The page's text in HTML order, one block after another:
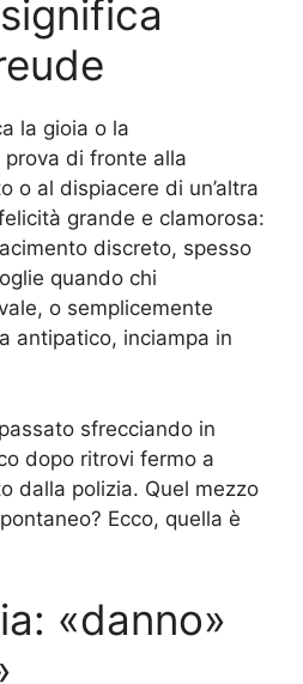
la gioia o la
di fronte alla
o al dispiacere di un’altra
grande e clamorosa:
discreto, spesso
quando chi
o semplicemente
antipatico, inciampa in
sfrecciando in
dopo ritrovi fermo a
dalla polizia. Quel mezzo
Ecco, quella è
«danno»